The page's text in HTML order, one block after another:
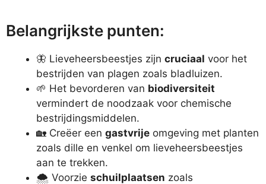
Belangrijkste punten:
🦋 Lieveheersbeestjes zijn cruciaal voor het
bestrijden van plagen zoals bladluizen.
🌱 Het bevorderen van biodiversiteit
vermindert de noodzaak voor chemische
bestrijdingsmiddelen.
🏡 Creëer een gastvrije omgeving met planten
zoals dille en venkel om lieveheersbeestjes
aan te trekken.
🌨️ Voorzie schuilplaatsen zoals